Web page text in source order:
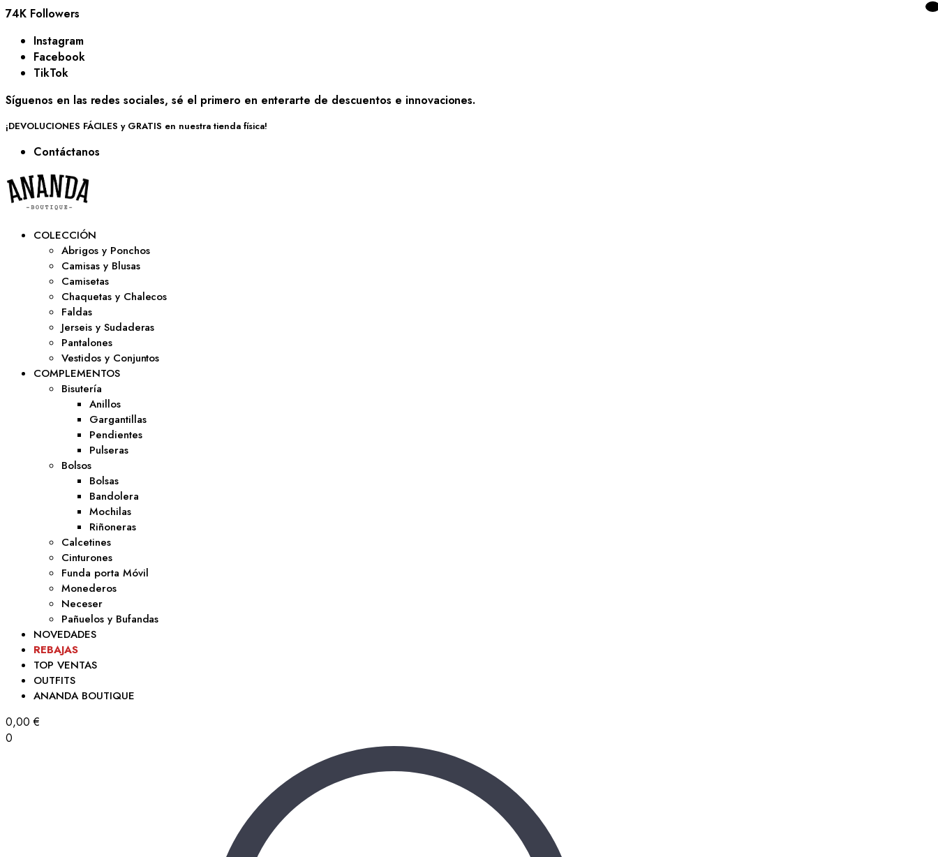
74K Followers
Instagram
Facebook
TikTok
Síguenos en las redes sociales, sé el primero en enterarte de descuentos e innovaciones.
¡DEVOLUCIONES FÁCILES y GRATIS en nuestra tienda física!
Contáctanos
COLECCIÓN
Abrigos y Ponchos
Camisas y Blusas
Camisetas
Chaquetas y Chalecos
Faldas
Jerseis y Sudaderas
Pantalones
Vestidos y Conjuntos
COMPLEMENTOS
Bisutería
Anillos
Gargantillas
Pendientes
Pulseras
Bolsos
Bolsas
Bandolera
Mochilas
Riñoneras
Calcetines
Cinturones
Funda porta Móvil
Monederos
Neceser
Pañuelos y Bufandas
NOVEDADES
REBAJAS
TOP VENTAS
OUTFITS
ANANDA BOUTIQUE
0,00€
0